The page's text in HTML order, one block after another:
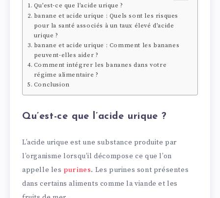
Qu’est-ce que l’acide urique ?
banane et acide urique : Quels sont les risques
pour la santé associés à un taux élevé d’acide
urique ?
banane et acide urique : Comment les bananes
peuvent-elles aider ?
Comment intégrer les bananes dans votre
régime alimentaire ?
Conclusion
Qu’est-ce que l’acide urique ?
L’acide urique est une substance produite par
l’organisme lorsqu’il décompose ce que l’on
appelle les purines. Les purines sont présentes
dans certains aliments comme la viande et les